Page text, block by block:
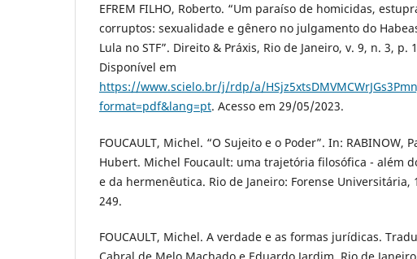
EFREM FILHO, Roberto. “Um paraíso de homicidas,
corruptos: sexualidade e gênero no julgamento do
Lula no STF”. Direito & Práxis, Rio de Janeiro, v. 9, n. 3, p.
Disponível em
https://www.scielo.br/j/rdp/a/
format=pdf&lang=pt. Acesso em 29/05/2023.
FOUCAULT, Michel. “O Sujeito e o Poder”. In: RABINOW,
Hubert. Michel Foucault: uma trajetória filosófica - além
e da hermenêutica. Rio de Janeiro: Forense Universitária,
249.
FOUCAULT, Michel. A verdade e as formas jurídicas.
Cabral de Melo Machado e Eduardo Jardim. Rio de